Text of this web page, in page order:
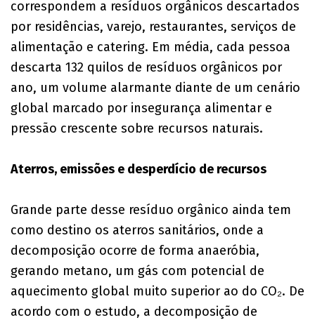
correspondem a resíduos orgânicos descartados
por residências, varejo, restaurantes, serviços de
alimentação e catering. Em média, cada pessoa
descarta 132 quilos de resíduos orgânicos por
ano, um volume alarmante diante de um cenário
global marcado por insegurança alimentar e
pressão crescente sobre recursos naturais.
Aterros, emissões e desperdício de recursos
Grande parte desse resíduo orgânico ainda tem
como destino os aterros sanitários, onde a
decomposição ocorre de forma anaeróbia,
gerando metano, um gás com potencial de
aquecimento global muito superior ao do CO₂. De
acordo com o estudo, a decomposição de